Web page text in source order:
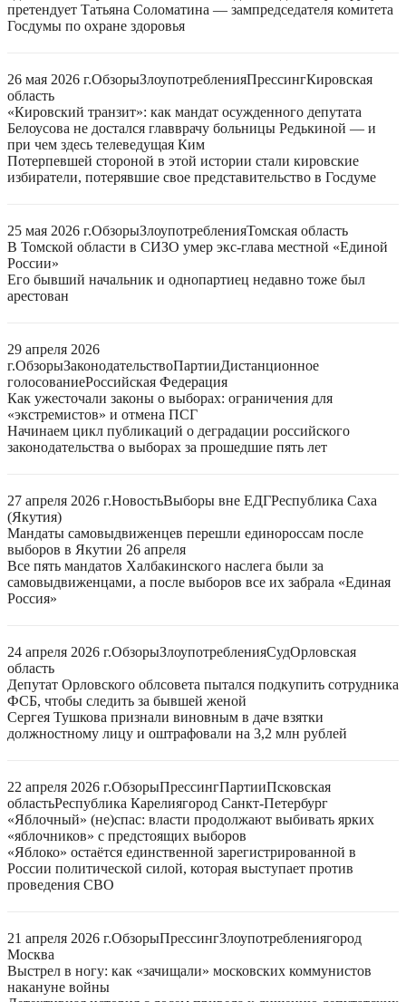
претендует Татьяна Соломатина — зампредседателя комитета
Госдумы по охране здоровья
26 мая 2026 г.ОбзорыЗлоупотребленияПрессингКировская
область
«Кировский транзит»: как мандат осужденного депутата
Белоусова не достался главврачу больницы Редькиной — и
при чем здесь телеведущая Ким
Потерпевшей стороной в этой истории стали кировские
избиратели, потерявшие свое представительство в Госдуме
25 мая 2026 г.ОбзорыЗлоупотребленияТомская область
В Томской области в СИЗО умер экс-глава местной «Единой
России»
Его бывший начальник и однопартиец недавно тоже был
арестован
29 апреля 2026
г.ОбзорыЗаконодательствоПартииДистанционное
голосованиеРоссийская Федерация
Как ужесточали законы о выборах: ограничения для
«экстремистов» и отмена ПСГ
Начинаем цикл публикаций о деградации российского
законодательства о выборах за прошедшие пять лет
27 апреля 2026 г.НовостьВыборы вне ЕДГРеспублика Саха
(Якутия)
Мандаты самовыдвиженцев перешли единороссам после
выборов в Якутии 26 апреля
Все пять мандатов Халбакинского наслега были за
самовыдвиженцами, а после выборов все их забрала «Единая
Россия»
24 апреля 2026 г.ОбзорыЗлоупотребленияСудОрловская
область
Депутат Орловского облсовета пытался подкупить сотрудника
ФСБ, чтобы следить за бывшей женой
Сергея Тушкова признали виновным в даче взятки
должностному лицу и оштрафовали на 3,2 млн рублей
22 апреля 2026 г.ОбзорыПрессингПартииПсковская
областьРеспублика Карелиягород Санкт-Петербург
«Яблочный» (не)спас: власти продолжают выбивать ярких
«яблочников» с предстоящих выборов
«Яблоко» остаётся единственной зарегистрированной в
России политической силой, которая выступает против
проведения СВО
21 апреля 2026 г.ОбзорыПрессингЗлоупотреблениягород
Москва
Выстрел в ногу: как «зачищали» московских коммунистов
накануне войны